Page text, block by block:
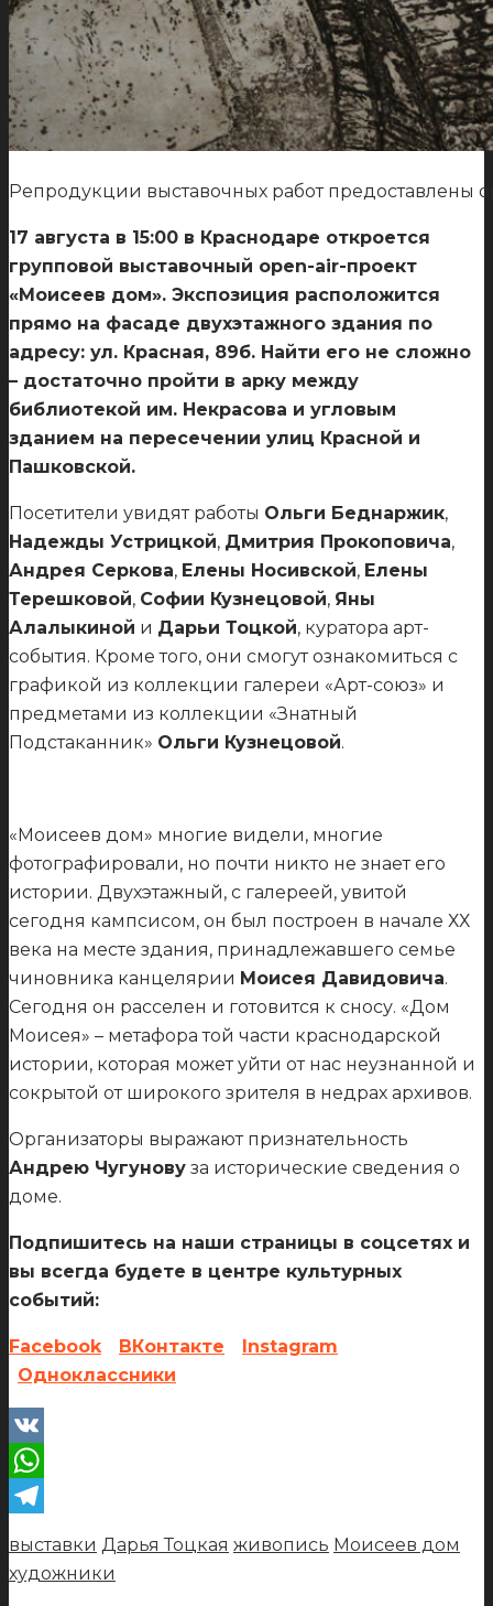
Репродукции выставочных работ предоставлены
17 августа в 15:00 в Краснодаре откроется
групповой выставочный open-air-проект
«Моисеев дом». Экспозиция расположится
прямо на фасаде двухэтажного здания по
адресу: ул. Красная, 89б. Найти его не сложно
– достаточно пройти в арку между
библиотекой им. Некрасова и угловым
зданием на пересечении улиц Красной и
Пашковской.
Посетители увидят работы Ольги Беднаржик,
Надежды Устрицкой, Дмитрия Прокоповича,
Андрея Серкова, Елены Носивской, Елены
Терешковой, Софии Кузнецовой, Яны
Алалыкиной и Дарьи Тоцкой, куратора арт-
события. Кроме того, они смогут ознакомиться с
графикой из коллекции галереи «Арт-союз» и
предметами из коллекции «Знатный
Подстаканник» Ольги Кузнецовой.
«Моисеев дом» многие видели, многие
фотографировали, но почти никто не знает его
истории. Двухэтажный, с галереей, увитой
сегодня кампсисом, он был построен в начале ХХ
века на месте здания, принадлежавшего семье
чиновника канцелярии Моисея Давидовича.
Сегодня он расселен и готовится к сносу. «Дом
Моисея» – метафора той части краснодарской
истории, которая может уйти от нас неузнанной и
сокрытой от широкого зрителя в недрах архивов.
Организаторы выражают признательность
Андрею Чугунову за исторические сведения о
доме.
Подпишитесь на наши страницы в соцсетях и
вы всегда будете в центре культурных
событий:
Facebook ВКонтакте
Instagram
Одноклассники
VK
WhatsApp
выставки Дарья Тоцкая живопись Моисеев дом
художники